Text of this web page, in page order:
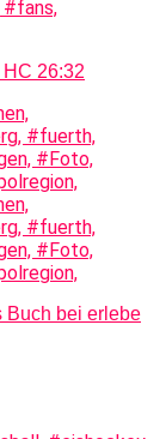
26:32
Buch bei erlebe